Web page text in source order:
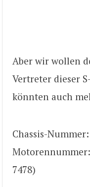
Aber wir wollen
Vertreter dieser
könnten auch
Chassis-Nummer:
7478)